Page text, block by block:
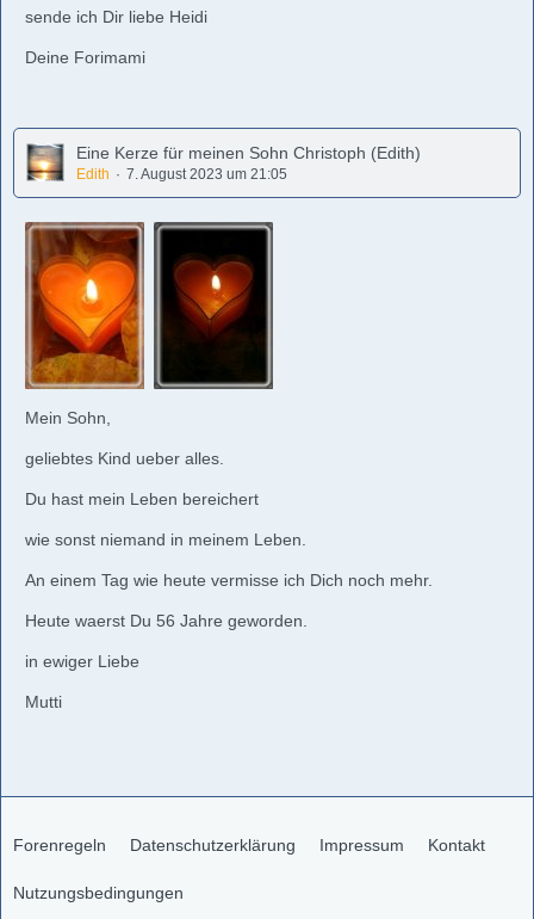
sende ich Dir liebe Heidi
Deine Forimami
Eine Kerze für meinen Sohn Christoph (Edith)
Edith 7. August 2023 um 21:05
Mein Sohn,
geliebtes Kind ueber alles.
Du hast mein Leben bereichert
wie sonst niemand in meinem Leben.
An einem Tag wie heute vermisse ich Dich noch mehr.
Heute waerst Du 56 Jahre geworden.
in ewiger Liebe
Mutti
Forenregeln Datenschutzerklärung Impressum Kontakt
Nutzungsbedingungen